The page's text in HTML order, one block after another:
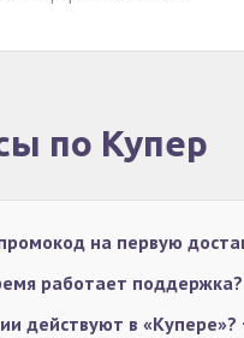
по Купер
на первую
работает поддержка?
действуют в «Купере»?